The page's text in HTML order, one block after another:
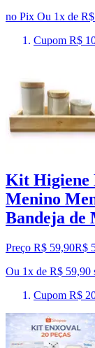
no Pix Ou 1x de
Cupom R$
Kit Higiene
Menino
Bandeja de
Preço R$ 59,90R$
Ou 1x de R$ 59,90
Cupom R$